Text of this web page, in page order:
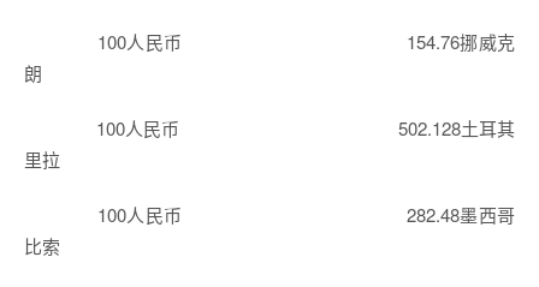
100人民币 154.76挪威克
朗
100人民币 502.128土耳其
里拉
100人民币 282.48墨西哥
比索